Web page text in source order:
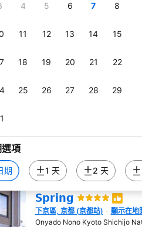
4 5 6 7 8
11 12 13 14 15
18 19 20 21 22
25 26 27 28 29
項
期 1 天 2 天
湯野宿昭榮旅館
Yuno Yado Shoei 附設公共溫泉
的住宿體驗，客房也提供吹風機
Onyado Nono
Spring
在新視窗開啟
下京區, 京都 (京都站) 顯示在地
Onyado Nono Kyoto Shichijo